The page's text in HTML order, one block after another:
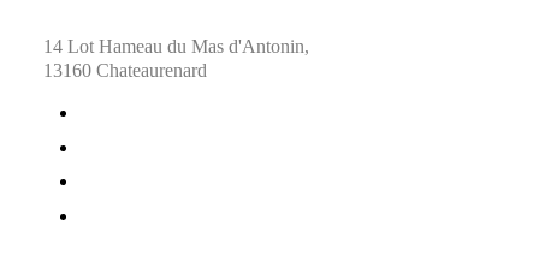
14 Lot Hameau du Mas d'Antonin,
13160 Chateaurenard